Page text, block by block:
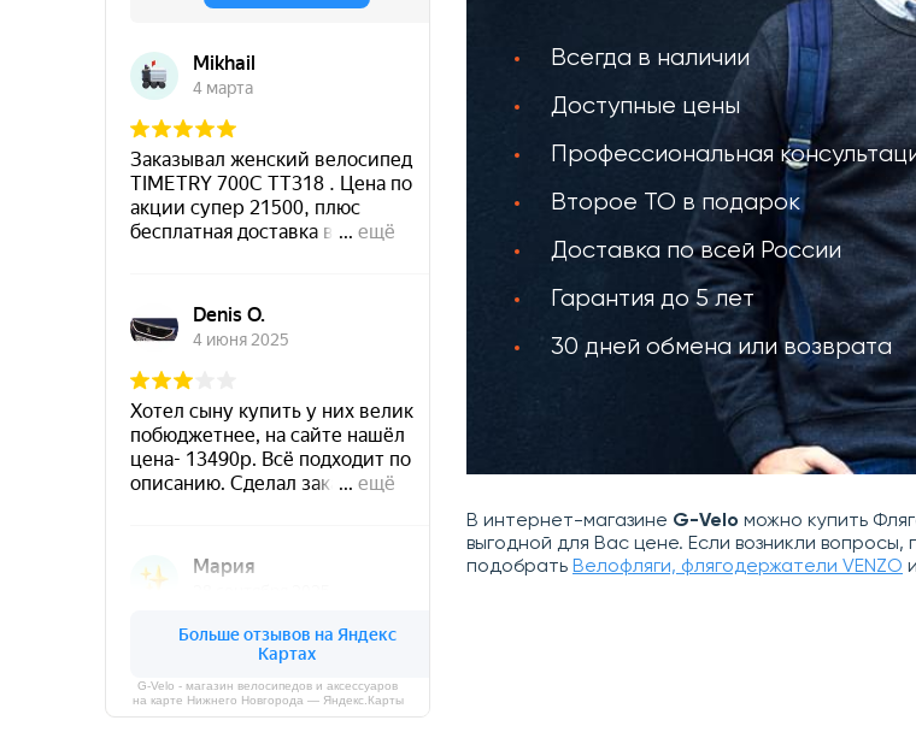
G-Velo - магазин велосипедов и аксессуаров
на карте Нижнего Новгорода — Яндекс.Карты
Всегда в наличии
Доступные цены
Профессиональная
Второе ТО в подарок
Доставка по всей России
Гарантия до 5 лет
30 дней обмена или возврата
В интернет-магазине G-Velo можно купить
выгодной для Вас цене. Если возникли
подобрать Велофляги, флягодержатели VENZO